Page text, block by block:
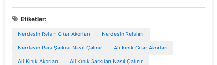
Etiketler:
Nerdesin Reis - Gitar Akorları Nerdesin Reisları
Nerdesin Reis Şarkısı Nasıl Çalınır Ali Kınık Gitar Akorları
Ali Kınık Akorları Ali Kınık Şarkıları Nasıl Çalınır